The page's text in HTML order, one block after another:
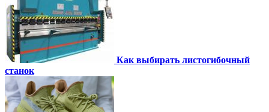
Как выбирать листогибочный
станок